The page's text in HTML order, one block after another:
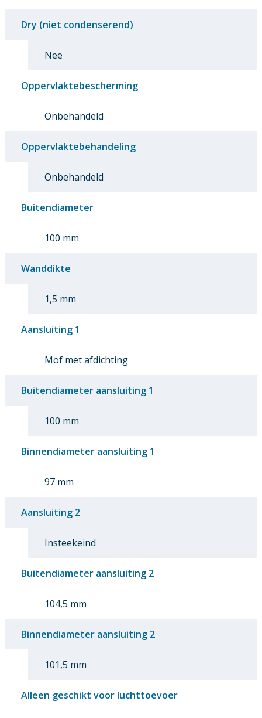
Dry (niet condenserend)
Nee
Oppervlaktebescherming
Onbehandeld
Oppervlaktebehandeling
Onbehandeld
Buitendiameter
100 mm
Wanddikte
1,5 mm
Aansluiting 1
Mof met afdichting
Buitendiameter aansluiting 1
100 mm
Binnendiameter aansluiting 1
97 mm
Aansluiting 2
Insteekeind
Buitendiameter aansluiting 2
104,5 mm
Binnendiameter aansluiting 2
101,5 mm
Alleen geschikt voor luchttoevoer